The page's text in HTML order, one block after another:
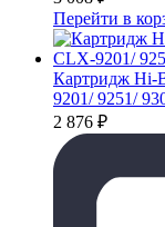
Перейти в
Картридж Hi-
9201/ 9251/
2 876 ₽